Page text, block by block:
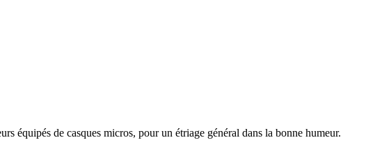
équipés de casques micros, pour un étriage général dans la bonne humeur.